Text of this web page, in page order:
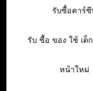
รับซื้อคาร์
รับ ซื้อ ของ ใช้ เด็
หน้าใหม่